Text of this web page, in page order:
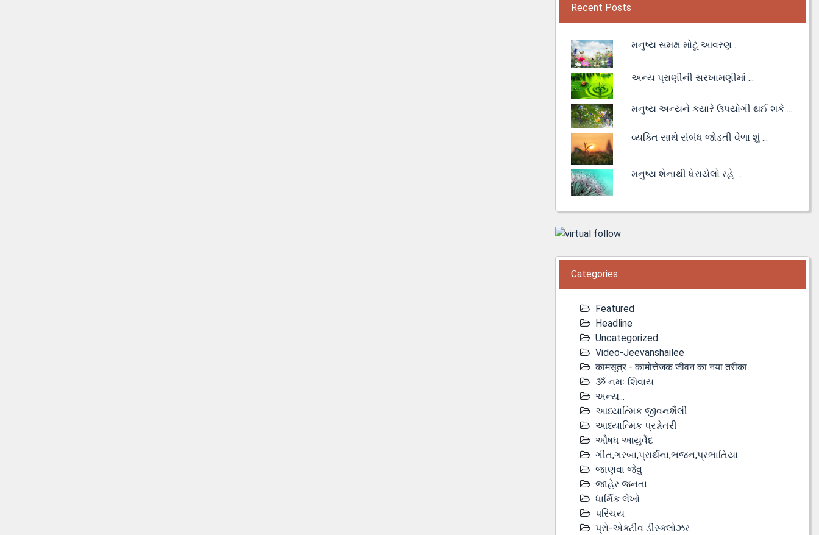
Recent Posts
મનુષ્ય સમક્ષ મોટૂં આવરણ ...
અન્ય પ્રાણીની સરખામણીમાં ...
મનુષ્ય અન્યને કયારે ઉપયોગી થઈ શકે ...
વ્યક્તિ સાથે સંબંધ જોડતી વેળા શું ...
મનુષ્ય શેનાથી ધેરાયેલો રહે ...
Categories
Featured
Headline
Uncategorized
Video-Jeevanshailee
कामसूत्र - कामोत्तेजक जीवन का नया तरीका
ૐ નમઃ શિવાય
અન્ય...
આધ્યાત્મિક જીવનશૈલી
આધ્યાત્મિક પ્રશ્નોતરી
ઔષધ આયુર્વેદ
ગીત,ગરબા,પ્રાર્થના,ભજન,પ્રભાતિયા
જાણવા જેવુ
જાહેર જનતા
ધાર્મિક લેખો
પરિચય
પ્રો-એક્ટીવ ડીસ્‍ક્લોઝર